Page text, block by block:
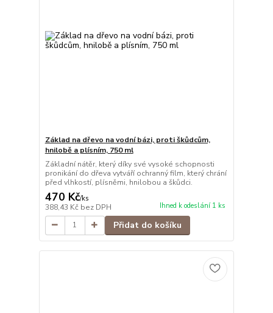
Základ na dřevo na vodní bázi, proti škůdcům,
hnilobě a plísním, 750 ml
Základní nátěr, který díky své vysoké schopnosti
pronikání do dřeva vytváří ochranný film, který chrání
před vlhkostí, plísněmi, hnilobou a škůdci.
470 Kč/ks
388,43 Kč bez DPH Ihned k odeslání 1 ks
Přidat do košíku